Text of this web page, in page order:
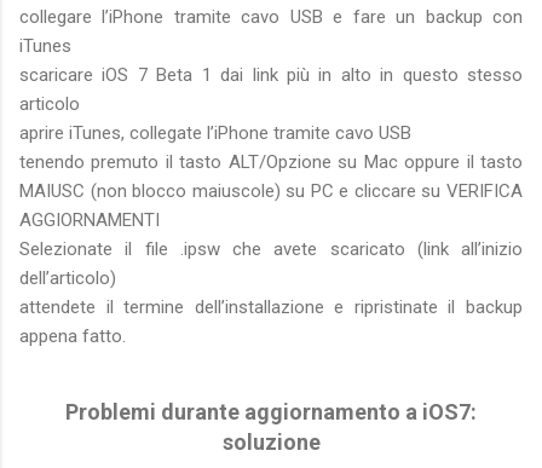
collegare l’iPhone tramite cavo USB e fare un backup con
iTunes
scaricare iOS 7 Beta 1 dai link più in alto in questo stesso
articolo
aprire iTunes, collegate l’iPhone tramite cavo USB
tenendo premuto il tasto ALT/Opzione su Mac oppure il tasto
MAIUSC (non blocco maiuscole) su PC e cliccare su VERIFICA
AGGIORNAMENTI
Selezionate il file .ipsw che avete scaricato (link all’inizio
dell’articolo)
attendete il termine dell’installazione e ripristinate il backup
appena fatto.
Problemi durante aggiornamento a iOS7:
soluzione